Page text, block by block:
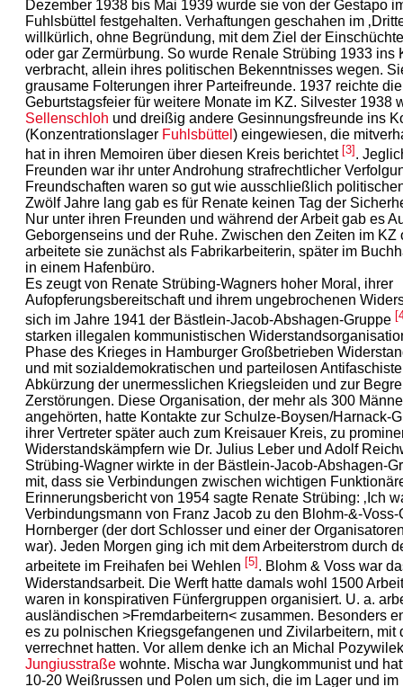
Dezember 1938 bis Mai 1939 wurde sie von der Gestapo
Fuhlsbüttel festgehalten. Verhaftungen geschahen im
willkürlich, ohne Begründung, mit dem Ziel der
oder gar Zermürbung. So wurde Renale Strübing 1933 ins
verbracht, allein ihres politischen Bekenntnisses wegen.
grausame Folterungen ihrer Parteifreunde. 1937 reichte
Geburtstagsfeier für weitere Monate im KZ. Silvester 1938
Sellenschloh und dreißig andere Gesinnungsfreunde ins
(Konzentrationslager Fuhlsbüttel ) eingewiesen, die
hat in ihren Memoiren über diesen Kreis berichtet [3].
Freunden war ihr unter Androhung strafrechtlicher
Freundschaften waren so gut wie ausschließlich
Zwölf Jahre lang gab es für Renate keinen Tag der
Nur unter ihren Freunden und während der Arbeit gab es
Geborgenseins und der Ruhe. Zwischen den Zeiten im KZ
arbeitete sie zunächst als Fabrikarbeiterin, später im
in einem Hafenbüro.
Es zeugt von Renate Strübing-Wagners hoher Moral, ihrer
Aufopferungsbereitschaft und ihrem ungebrochenen
sich im Jahre 1941 der Bästlein-Jacob-Abshagen-Gruppe
starken illegalen kommunistischen
Phase des Krieges in Hamburger Großbetrieben
und mit sozialdemokratischen und parteilosen
Abkürzung der unermesslichen Kriegsleiden und zur
Zerstörungen. Diese Organisation, der mehr als 300
angehörten, hatte Kontakte zur Schulze-Boysen/Harnack-
ihrer Vertreter später auch zum Kreisauer Kreis, zu
Widerstandskämpfern wie Dr. Julius Leber und Adolf
Strübing-Wagner wirkte in der Bästlein-Jacob-Abshagen-
mit, dass sie Verbindungen zwischen wichtigen
Erinnerungsbericht von 1954 sagte Renate Strübing: ‚Ich
Verbindungsmann von Franz Jacob zu den Blohm-&-
Hornberger (der dort Schlosser und einer der
war). Jeden Morgen ging ich mit dem Arbeiterstrom durch
arbeitete im Freihafen bei Wehlen [5] . Blohm & Voss war
Widerstandsarbeit. Die Werft hatte damals wohl 1500
waren in konspirativen Fünfergruppen organisiert. U. a.
ausländischen >Fremdarbeitern< zusammen. Besonders
es zu polnischen Kriegsgefangenen und Zivilarbeitern, mit
verrechnet hatten. Vor allem denke ich an Michal
Jungiusstraße wohnte. Mischa war Jungkommunist und
10-20 Weißrussen und Polen um sich, die im Lager und